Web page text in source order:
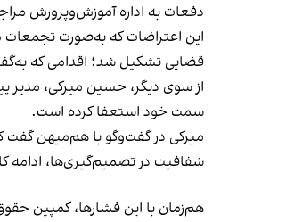
دفعات به اداره آموزش‌وپرورش
این اعتراضات که به‌صورت تجمعات
قضایی تشکیل شد؛ اقدامی که
از سوی دیگر، حسین میرکی، مدیر
سمت خود استعفا کرده است.
میرکی در گفت‌وگو با هم‌میهن گفت
شفافیت در تصمیم‌گیری‌ها، ادامه
هم‌زمان با این فشارها، کمپین